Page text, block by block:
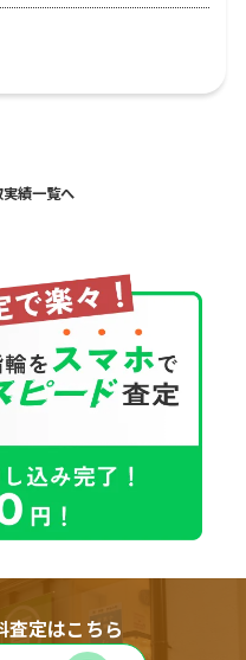
績一覧へ
査定はこちら